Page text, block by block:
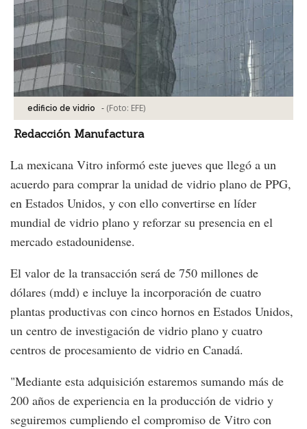
edificio de vidrio - (Foto: EFE)
Redacción Manufactura
La mexicana Vitro informó este jueves que llegó a un
acuerdo para comprar la unidad de vidrio plano de PPG,
en Estados Unidos, y con ello convertirse en líder
mundial de vidrio plano y reforzar su presencia en el
mercado estadounidense.
El valor de la transacción será de 750 millones de
dólares (mdd) e incluye la incorporación de cuatro
plantas productivas con cinco hornos en Estados Unidos,
un centro de investigación de vidrio plano y cuatro
centros de procesamiento de vidrio en Canadá.
"Mediante esta adquisición estaremos sumando más de
200 años de experiencia en la producción de vidrio y
seguiremos cumpliendo el compromiso de Vitro con